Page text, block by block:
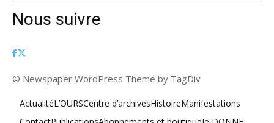
Nous suivre
© Newspaper WordPress Theme by TagDiv
ActualitéL’OURSCentre d’archivesHistoireManifestations